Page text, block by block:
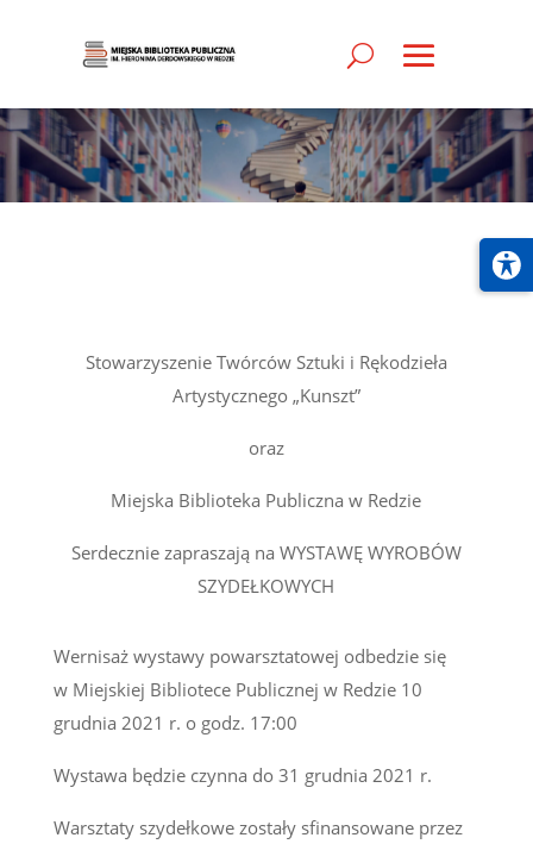
Stowarzyszenie Twórców Sztuki i Rękodzieła
Artystycznego „Kunszt”
oraz
Miejska Biblioteka Publiczna w Redzie
Serdecznie zapraszają na WYSTAWĘ WYROBÓW
SZYDEŁKOWYCH
Wernisaż wystawy powarsztatowej odbedzie się
w Miejskiej Bibliotece Publicznej w Redzie 10
grudnia 2021 r. o godz. 17:00
Wystawa będzie czynna do 31 grudnia 2021 r.
Warsztaty szydełkowe zostały sfinansowane przez